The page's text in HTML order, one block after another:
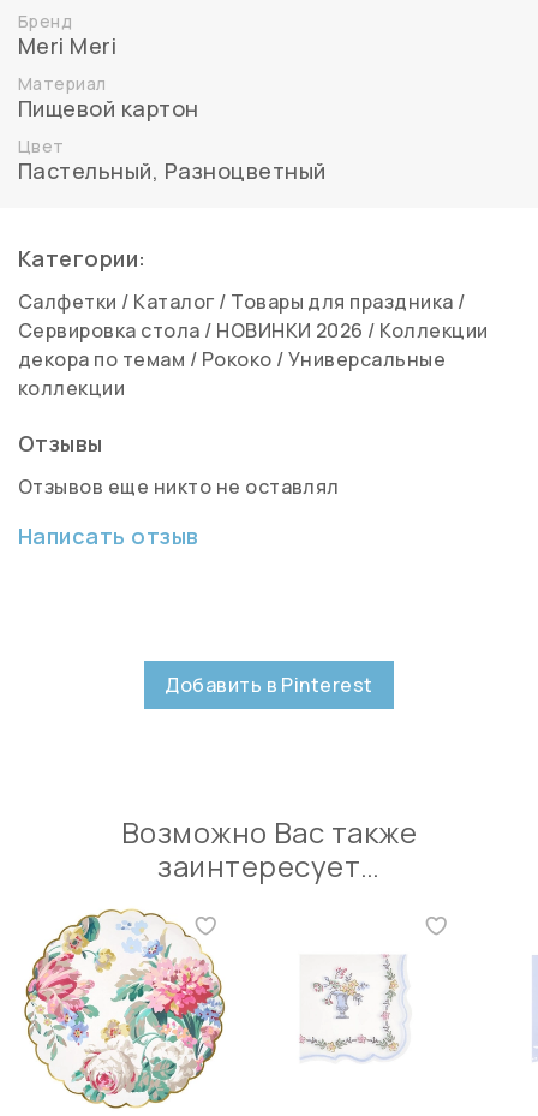
Бренд
Meri Meri
Материал
Пищевой картон
Цвет
Пастельный, Разноцветный
Категории:
Салфетки / Каталог / Товары для праздника /
Сервировка стола / НОВИНКИ 2026 / Коллекции
декора по темам / Рококо /Универсальные
коллекции
Отзывы
Отзывов еще никто не оставлял
Написать отзыв
Добавить в Pinterest
Возможно Вас также
заинтересует…